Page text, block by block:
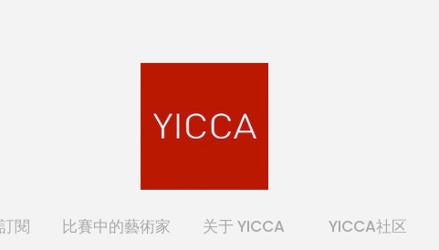
訂閱 比賽中的藝術家 关于 YICCA YICCA社区